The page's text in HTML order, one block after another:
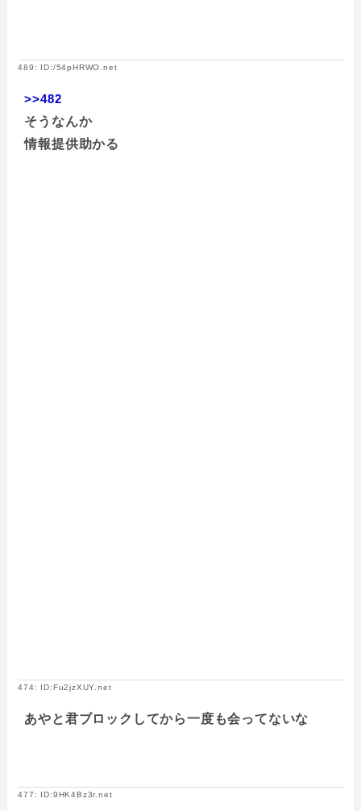
489: ID:/54pHRWO.net
>>482
そうなんか
情報提供助かる
474: ID:Fu2jzXUY.net
あやと君ブロックしてから一度も会ってないな
477: ID:9HK4Bz3r.net